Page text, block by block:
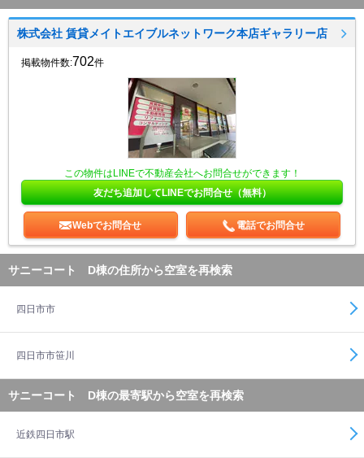
株式会社 賃貸メイトエイブルネットワーク本店ギャラリー店
掲載物件数:702件
この物件はLINEで不動産会社へお問合せができます！
友だち追加してLINEでお問合せ（無料）
Webでお問合せ 電話でお問合せ
サニーコート D棟の住所から空室を再検索
四日市市
四日市市笹川
サニーコート D棟の最寄駅から空室を再検索
近鉄四日市駅